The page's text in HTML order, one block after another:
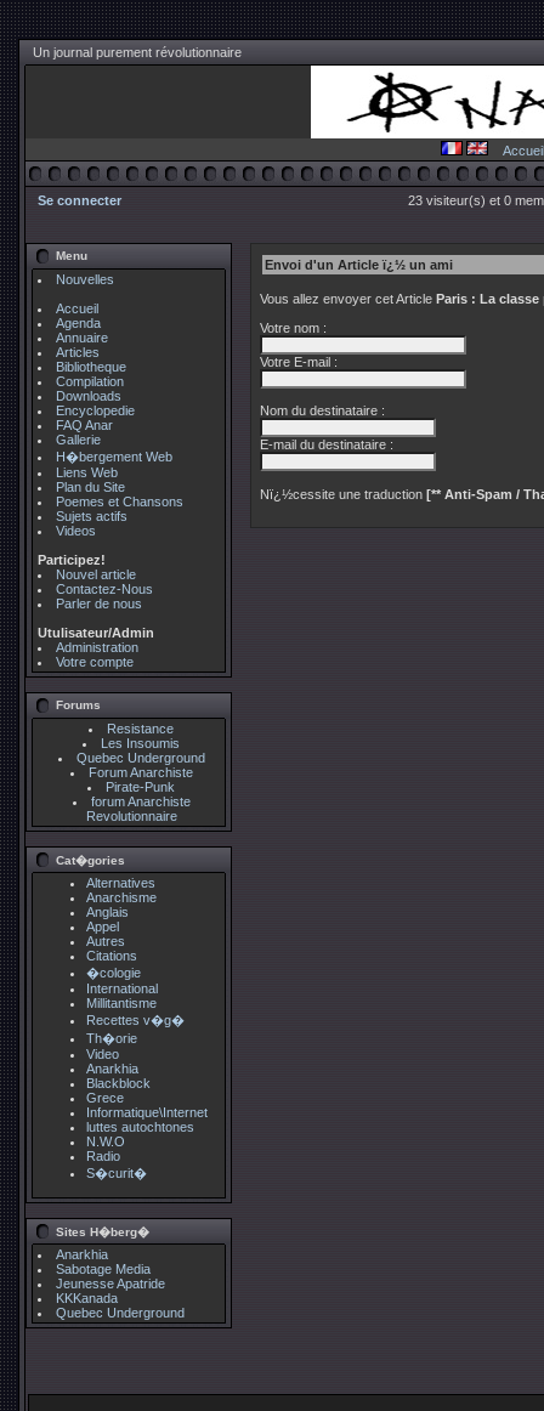
Un journal purement révolutionnaire
Accueil
Se connecter 23 visiteur(s) et 0
Menu
Nouvelles
Accueil
Agenda
Annuaire
Articles
Bibliotheque
Compilation
Downloads
Encyclopedie
FAQ Anar
Gallerie
H�bergement Web
Liens Web
Plan du Site
Poemes et Chansons
Sujets actifs
Videos
Participez!
Nouvel article
Contactez-Nous
Parler de nous
Utulisateur/Admin
Administration
Votre compte
Forums
Resistance
Les Insoumis
Quebec Underground
Forum Anarchiste
Pirate-Punk
forum Anarchiste
Revolutionnaire
Cat�gories
Alternatives
Anarchisme
Anglais
Appel
Autres
Citations
�cologie
International
Millitantisme
Recettes v�g�
Th�orie
Video
Anarkhia
Blackblock
Grece
Informatique\Internet
luttes autochtones
N.W.O
Radio
S�curit�
Sites H�berg�
Anarkhia
Sabotage Media
Jeunesse Apatride
KKKanada
Quebec Underground
Envoi d'un Article ï¿½ un ami
Vous allez envoyer cet Article Paris : La
Votre nom :
Votre E-mail :
Nom du destinataire :
E-mail du destinataire :
Nï¿½cessite une traduction [** Anti-Spam /